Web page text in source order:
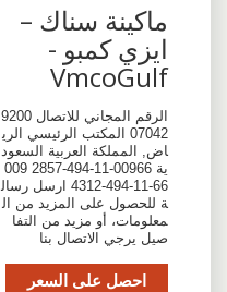
ماكينة سناك –
ايزي كمبو -
VmcoGulf
الرقم المجاني للاتصال 9200
07042 المكتب الرئيسي الري
اض, المملكة العربية السعود
ية 00966-11-494-2857 009
66-11-494-4312 ارسل رسال
ة للحصول على المزيد من ال
معلومات، أو مزيد من التفا
صيل يرجي الاتصال بنا
احصل على السعر